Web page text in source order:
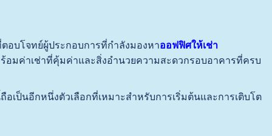
ตอบโจทย์ผู้ประกอบการที่กำลังมองหาออฟฟิศให้เช่า
มค่าเช่าที่คุ้มค่าและสิ่งอำนวยความสะดวกรอบอาคารที่ครบ
เป็นอีกหนึ่งตัวเลือกที่เหมาะสำหรับการเริ่มต้นและการเติบโต